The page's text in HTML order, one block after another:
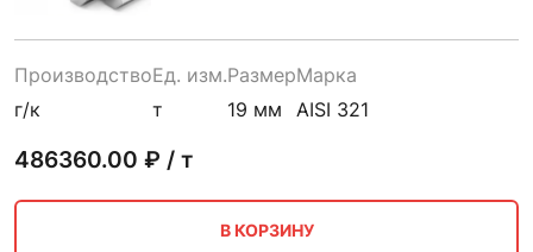
Производство
г/к
Ед. изм.
т
Размер
19 мм
Марка
AISI 321
486360.00 ₽ / т
В КОРЗИНУ